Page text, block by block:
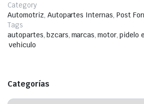
Category
Automotriz, Autopartes Internas,Post
Tags
autopartes, bzcars, marcas, motor, pidelo
vehiculo
Categorías
Categorías